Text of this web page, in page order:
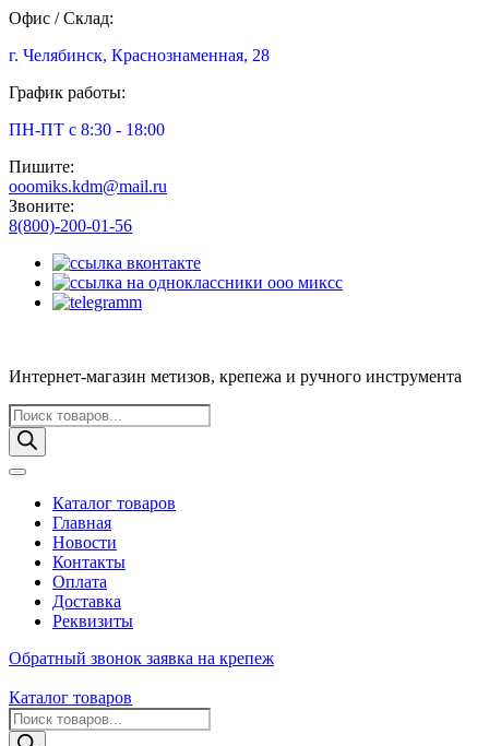
Офис / Склад:
г. Челябинск, Краснознаменная, 28
График работы:
ПН-ПТ с 8:30 - 18:00
Пишите:
ooomiks.kdm@mail.ru
Звоните:
8(800)-200-01-56
Интернет-магазин метизов, крепежа и ручного инструмента
Поиск
товаров
Каталог товаров
Главная
Новости
Контакты
Оплата
Доставка
Реквизиты
Обратный звонок заявка на крепеж
Каталог товаров
Поиск
товаров